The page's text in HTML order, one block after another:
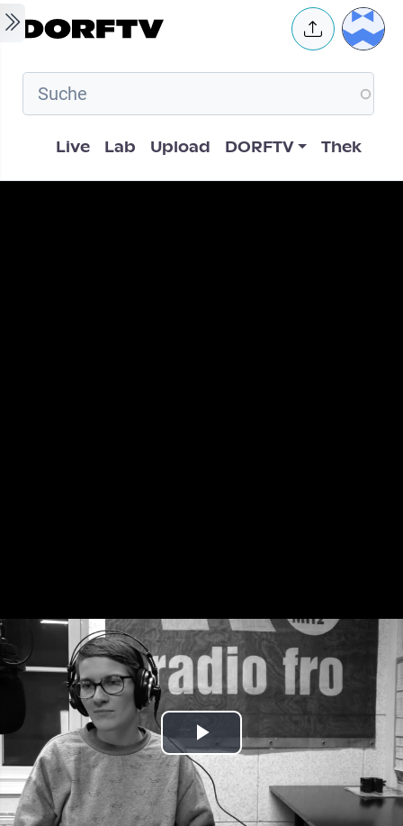
Skip to main content User
Hauptnavigation
Live Lab Upload DORFTV Thek
Play
Video